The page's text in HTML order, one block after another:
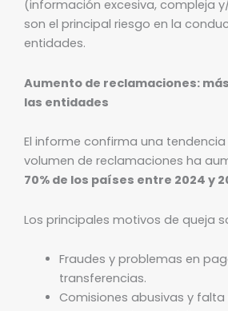
(información excesiva, compleja
son el principal riesgo en la
entidades.
Aumento de reclamaciones:
las entidades
El informe confirma una
volumen de reclamaciones ha
70% de los países entre 2024 y
Los principales motivos de queja
Fraudes y problemas en
transferencias.
Comisiones abusivas y falta